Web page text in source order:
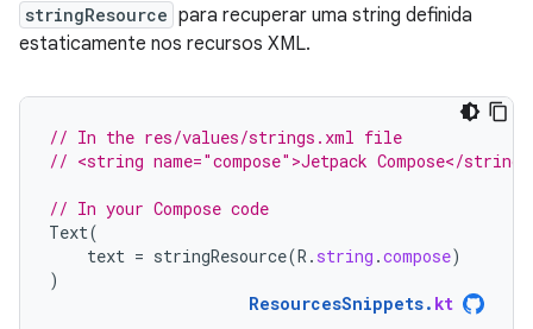
stringResource para recuperar uma string definida
estaticamente nos recursos XML.
// In the res/values/strings.xml file
// <string name="compose">Jetpack Compose</string>
// In your Compose code
Text(
text = stringResource(R . string .compose)
)
ResourcesSnippets. kt